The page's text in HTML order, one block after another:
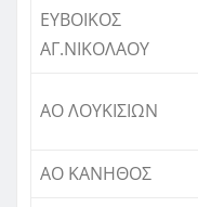
ΕΥΒΟΙΚΟΣ
ΑΓ.ΝΙΚΟΛΑΟΥ
ΑΟ ΛΟΥΚΙΣΙΩΝ
ΑΟ ΚΑΝΗΘΟΣ